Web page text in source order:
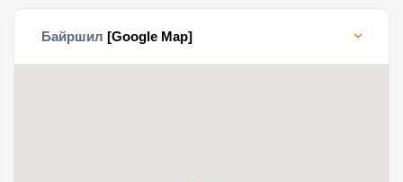
Байршил [Google Map]